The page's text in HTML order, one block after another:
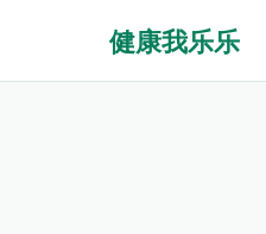
健康我乐乐